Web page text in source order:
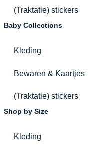
(Traktatie) stickers
Baby Collections
Kleding
Bewaren & Kaartjes
(Traktatie) stickers
Shop by Size
Kleding